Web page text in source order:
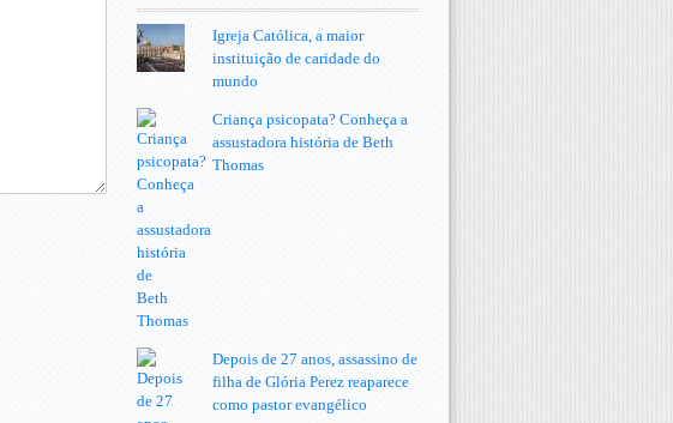
Igreja Católica, a maior
instituição de caridade do
mundo
Criança psicopata? Conheça a
assustadora história de Beth
Thomas
Depois de 27 anos, assassino de
filha de Glória Perez reaparece
como pastor evangélico